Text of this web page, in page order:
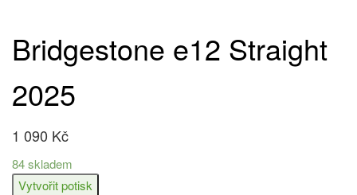
Bridgestone e12 Straight
2025
1 090 Kč
84 skladem
Vytvořit potisk